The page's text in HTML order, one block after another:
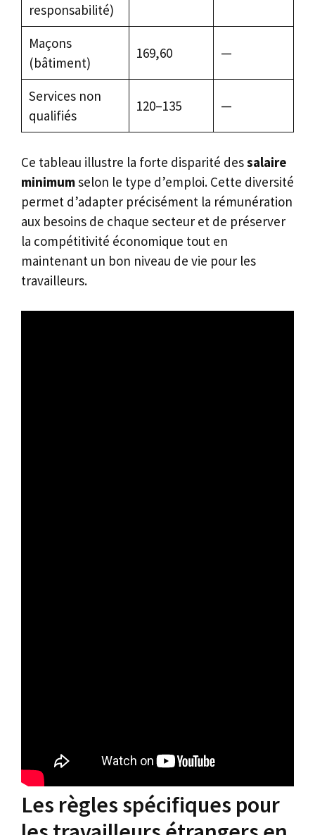
responsabilité)
Maçons
(bâtiment)
169,60 —
Services non
qualifiés
120–135 —
Ce tableau illustre la forte disparité dessalaire
minimumselon le type d’emploi. Cette diversité
permet d’adapter précisément la rémunération
aux besoins de chaque secteur et de préserver
la compétitivité économique tout en
maintenant un bon niveau de vie pour les
travailleurs.
Les règles spécifiques pour